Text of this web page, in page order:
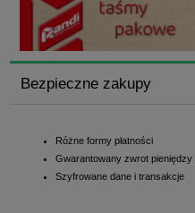
Bezpieczne zakupy
Różne formy płatności
Gwarantowany zwrot
Szyfrowane dane i transakcje